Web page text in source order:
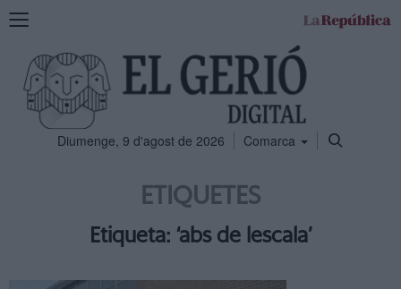
Mostra
navegació
Diumenge, 9 d'agost de 2026 Comarca
ETIQUETES
Etiqueta: ‘abs de lescala’